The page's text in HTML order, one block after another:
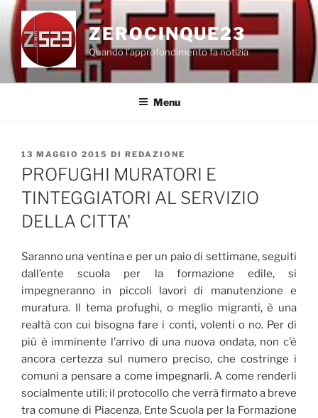
Salta
contenuto
ZEROCINQUE23
Quando l'approfondimento fa notizia
Menu
PUBBLICATO
IL
13 MAGGIO 2015 DI REDAZIONE
PROFUGHI MURATORI E
TINTEGGIATORI AL SERVIZIO
DELLA CITTA’
Saranno una ventina e per un paio di settimane, seguiti
dall’ente scuola per la formazione edile, si
impegneranno in piccoli lavori di manutenzione e
muratura. Il tema profughi, o meglio migranti, è una
realtà con cui bisogna fare i conti, volenti o no. Per di
più è imminente l’arrivo di una nuova ondata, non c’è
ancora certezza sul numero preciso, che costringe i
comuni a pensare a come impegnarli. A come renderli
socialmente utili; il protocollo che verrà firmato a breve
tra comune di Piacenza, Ente Scuola per la Formazione